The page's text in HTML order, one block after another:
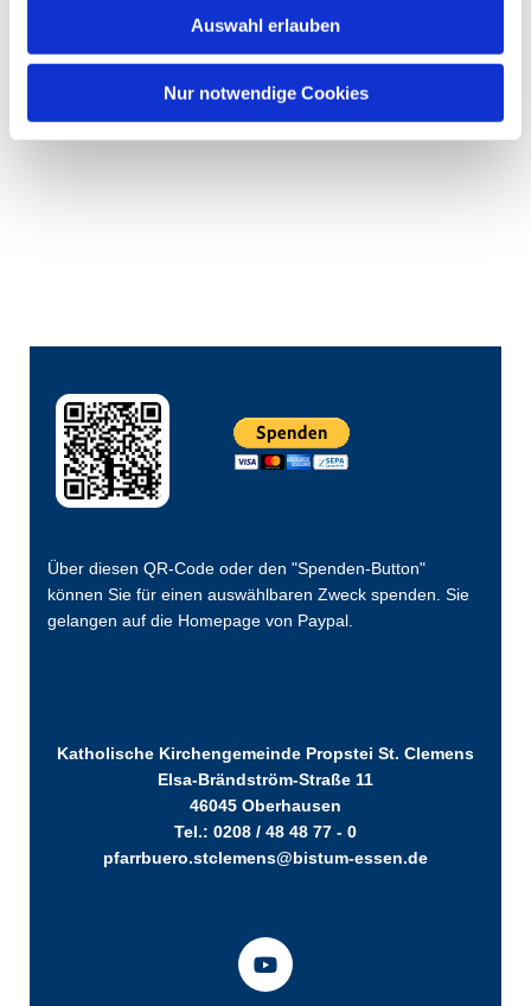
Auswahl erlauben
Nur notwendige Cookies
Über diesen QR-Code oder den "Spenden-Button"
können Sie für einen auswählbaren Zweck spenden. Sie
gelangen auf die Homepage von Paypal.
Katholische Kirchengemeinde Propstei St. Clemens
Elsa-Brändström-Straße 11
46045 Oberhausen
Tel.: 0208 / 48 48 77 - 0
pfarrbuero.stclemens@bistum-essen.de